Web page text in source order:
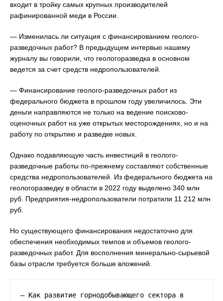
входит в тройку самых крупных производителей
рафинированной меди в России.
— Изменилась ли ситуация с финансированием геолого-
разведочных работ? В предыдущем интервью нашему
журналу вы говорили, что геологоразведка в основном
ведется за счет средств недропользователей.
— Финансирование геолого-разведочных работ из
федерального бюджета в прошлом году увеличилось. Эти
деньги направляются не только на ведение поисково-
оценочных работ на уже открытых месторождениях, но и на
работу по открытию и разведке новых.
Однако подавляющую часть инвестиций в геолого-
разведочные работы по-прежнему составляют собственные
средства недропользователей. Из федерального бюджета на
геологоразведку в области в 2022 году выделено 340 млн
руб. Предприятия-недропользователи потратили 11 212 млн
руб.
Но существующего финансирования недостаточно для
обеспечения необходимых темпов и объемов геолого-
разведочных работ. Для восполнения минерально-сырьевой
базы отрасли требуется больше вложений.
— Как развитие горнодобывающего сектора в